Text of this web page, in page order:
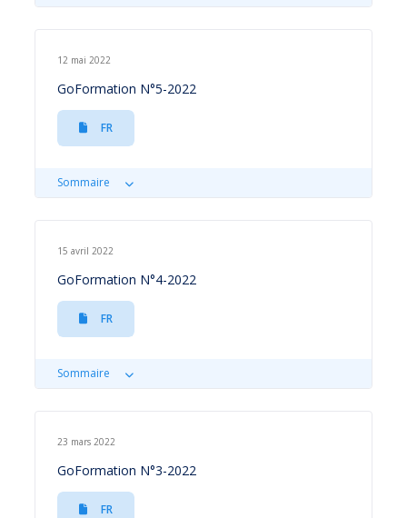
12 mai 2022
GoFormation N°5-2022
FR
Sommaire
15 avril 2022
GoFormation N°4-2022
FR
Sommaire
23 mars 2022
GoFormation N°3-2022
FR